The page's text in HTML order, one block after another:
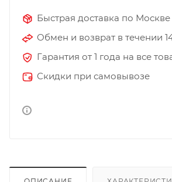
Быстрая доставка по
Обмен и возврат в течении
Гарантия от 1 года на все
Скидки при самовывозе